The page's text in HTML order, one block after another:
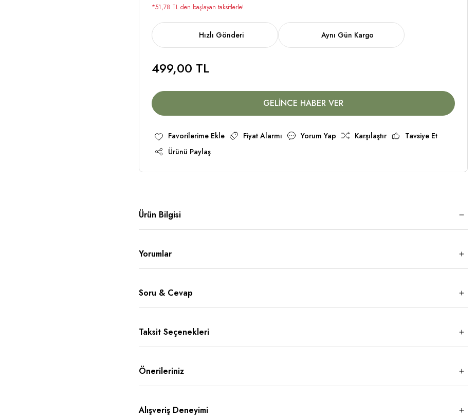
*51,78 TL den başlayan taksitlerle!
Hızlı Gönderi Aynı Gün Kargo
499,00 TL
GELİNCE HABER VER
Fiyat Alarmı Yorum Yap Karşılaştır
Tavsiye Et
Ürünü Paylaş
Ürün Bilgisi
Yorumlar
Soru & Cevap
Taksit Seçenekleri
Önerileriniz
Alışveriş Deneyimi